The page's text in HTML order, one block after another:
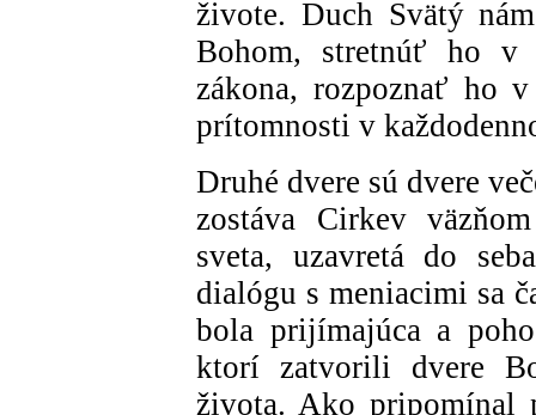
živote. Duch Svätý
Bohom, stretnúť ho v
zákona, rozpoznať ho
prítomnosti v
Druhé dvere sú dvere
zostáva Cirkev
sveta, uzavretá do
dialógu s meniacimi sa
bola prijímajúca a
ktorí zatvorili dvere
života. Ako pripomínal